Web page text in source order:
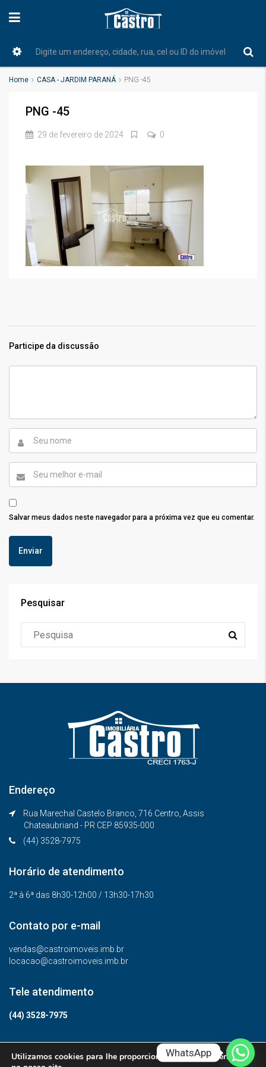
Home CASA - JARDIM PARANÁ PNG -45
PNG -45
29 de fevereiro de 2024 0
Participe da discussão
Salvar meus dados neste navegador para a próxima vez que eu comentar.
Pesquisar
Endereço
Rua Marechal Castelo Branco, 716 Centro, Assis
Chateaubriand - PR CEP 85935-000
(44) 3528-7975
Horário de atendimento
2ª à 6ª das 8h30-12h00 / 13h30-17h30
Contato por e-mail
vendas@castroimoveis.imb.br
locacao@castroimoveis.imb.br
Tele atendimento
(44) 3528-7975
© Todos os direitos reservados.
Utilizamos cookies para lhe proporcionar a melhor experiência
WhatsApp